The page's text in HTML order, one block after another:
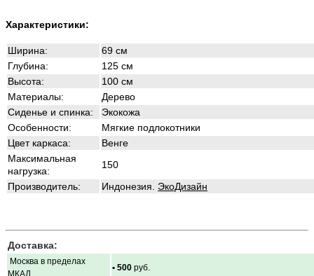
Характеристики:
Ширина:
69 см
Глубина:
125 см
Высота:
100 см
Материалы:
Дерево
Сиденье и спинка:
Экокожа
Особенности:
Мягкие подлокотники
Цвет каркаса:
Венге
Максимальная
нагрузка:
150
Производитель:
Индонезия. ЭкоДизайн
Доставка:
Москва в пределах
МКАД
• 500 руб.